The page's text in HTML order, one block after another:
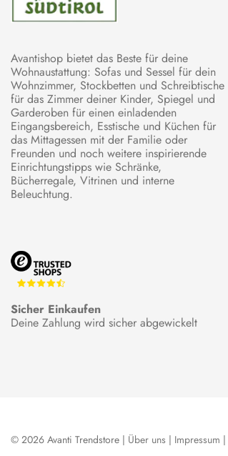
Avantishop bietet das Beste für deine
Wohnaustattung: Sofas und Sessel für dein
Wohnzimmer, Stockbetten und Schreibtische
für das Zimmer deiner Kinder, Spiegel und
Garderoben für einen einladenden
Eingangsbereich, Esstische und Küchen für
das Mittagessen mit der Familie oder
Freunden und noch weitere inspirierende
Einrichtungstipps wie Schränke,
Bücherregale, Vitrinen und interne
Beleuchtung.
Sicher Einkaufen
Deine Zahlung wird sicher abgewickelt
© 2026 Avanti Trendstore | Über uns | Impressum |